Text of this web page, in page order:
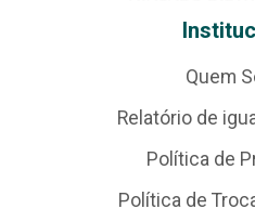
Quem
Relatório de
Política de
Política de